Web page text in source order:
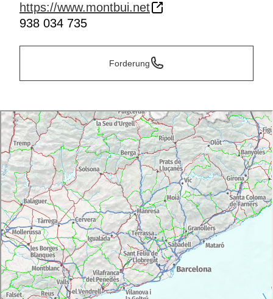
https://www.montbui.net
938 034 735
Forderung